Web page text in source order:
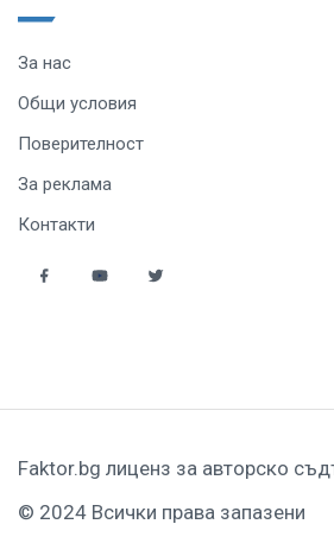
За нас
Общи условия
Поверителност
За реклама
Контакти
Faktor.bg лиценз за авторско
© 2024 Всички права запазени